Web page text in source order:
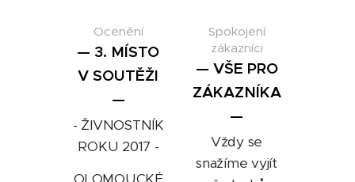
Ocenění
— 3. MÍSTO
V SOUTĚŽI
—
- ŽIVNOSTNÍK
ROKU 2017 -
Spokojení
zákazníci
— VŠE PRO
ZÁKAZNÍKA
—
Vždy se
snažíme vyjít